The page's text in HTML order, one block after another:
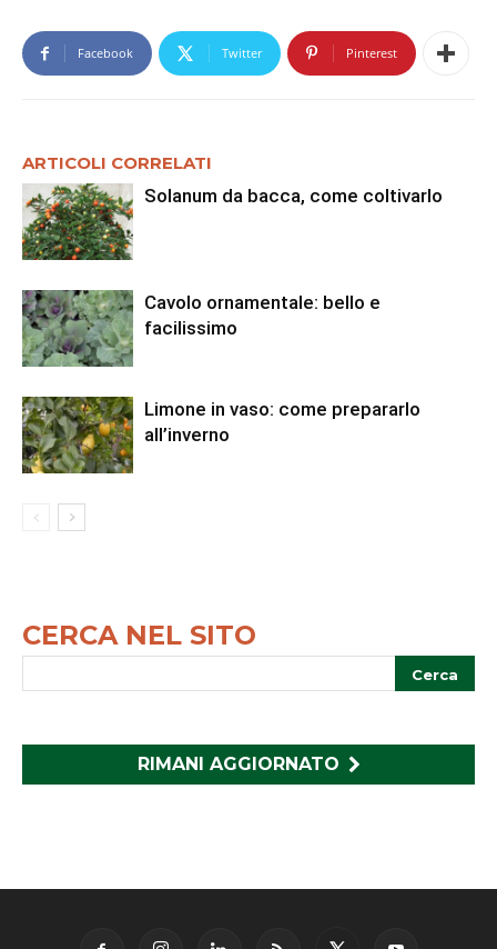
Facebook Twitter Pinterest
ARTICOLI CORRELATI
Solanum da bacca, come coltivarlo
Cavolo ornamentale: bello e
facilissimo
Limone in vaso: come prepararlo
all’inverno
CERCA NEL SITO
RIMANI AGGIORNATO